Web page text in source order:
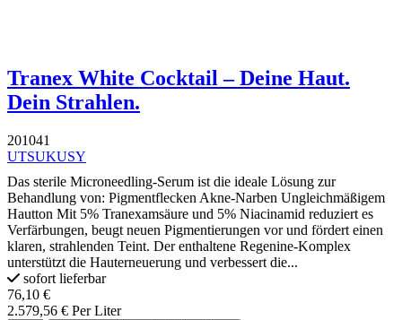
Tranex White Cocktail – Deine Haut.
Dein Strahlen.
201041
UTSUKUSY
Das sterile Microneedling-Serum ist die ideale Lösung zur
Behandlung von: Pigmentflecken Akne-Narben Ungleichmäßigem
Hautton Mit 5% Tranexamsäure und 5% Niacinamid reduziert es
Verfärbungen, beugt neuen Pigmentierungen vor und fördert einen
klaren, strahlenden Teint. Der enthaltene Regenine-Komplex
unterstützt die Hauterneuerung und verbessert die...
sofort lieferbar
76,10 €
2.579,56 € Per Liter